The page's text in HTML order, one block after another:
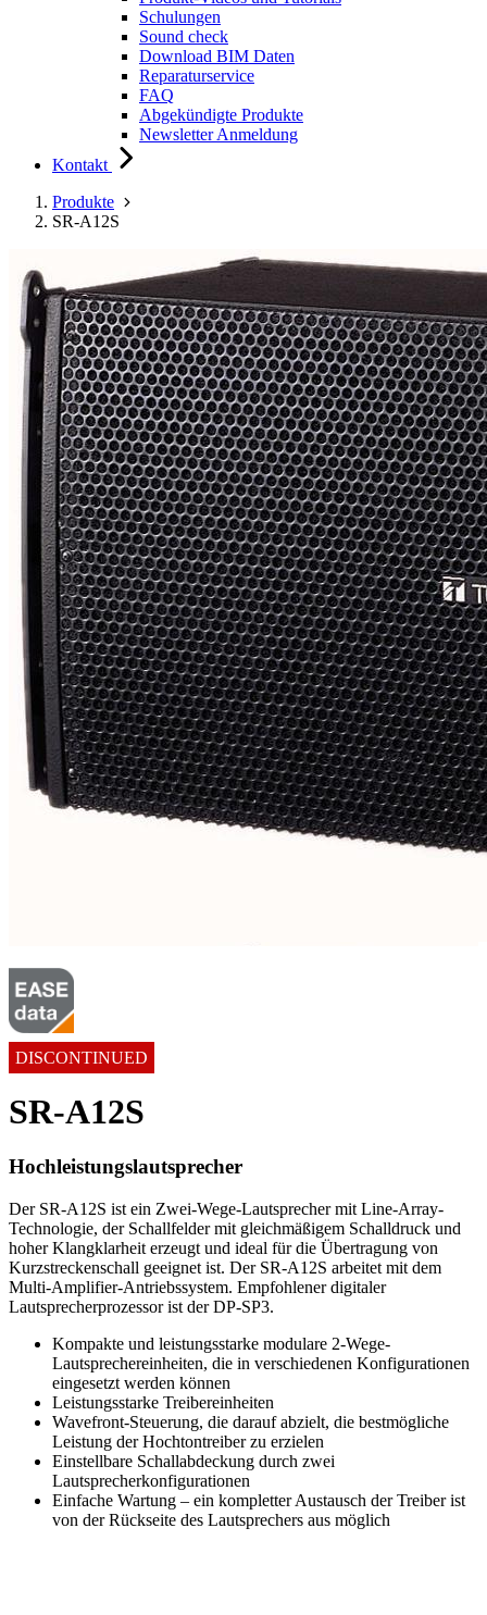
Schulungen
Sound check
Download BIM Daten
Reparaturservice
FAQ
Abgekündigte Produkte
Newsletter Anmeldung
Kontakt
Produkte
SR-A12S
DISCONTINUED
SR-A12S
Hochleistungslautsprecher
Der SR-A12S ist ein Zwei-Wege-Lautsprecher mit Line-Array-
Technologie, der Schallfelder mit gleichmäßigem Schalldruck und
hoher Klangklarheit erzeugt und ideal für die Übertragung von
Kurzstreckenschall geeignet ist. Der SR-A12S arbeitet mit dem
Multi-Amplifier-Antriebssystem. Empfohlener digitaler
Lautsprecherprozessor ist der DP-SP3.
Kompakte und leistungsstarke modulare 2-Wege-
Lautsprechereinheiten, die in verschiedenen Konfigurationen
eingesetzt werden können
Leistungsstarke Treibereinheiten
Wavefront-Steuerung, die darauf abzielt, die bestmögliche
Leistung der Hochtontreiber zu erzielen
Einstellbare Schallabdeckung durch zwei
Lautsprecherkonfigurationen
Einfache Wartung – ein kompletter Austausch der Treiber ist
von der Rückseite des Lautsprechers aus möglich